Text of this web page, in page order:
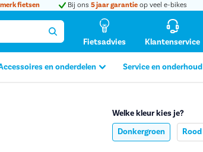
fietsen Bij ons 5 jaar garantie op veel e-bikes
Fietsadvies Klantenservice
en onderdelen Service en onderhoud
Welke kleur kies je?
Donkergroen
Rood